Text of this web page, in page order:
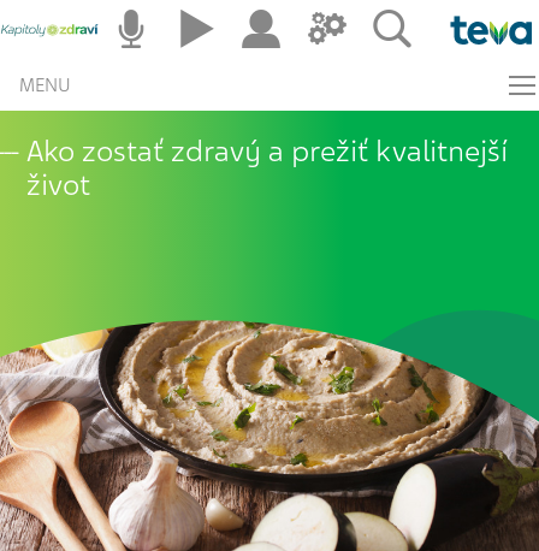
MENU
Ako zostať zdravý a prežiť kvalitnejší
život